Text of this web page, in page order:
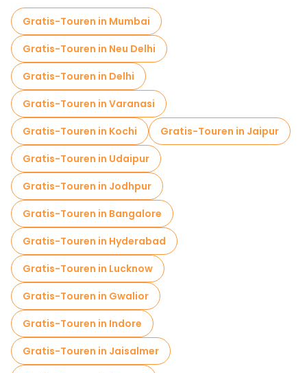
Lokale Verkostungstouren in Agra
Kostenlose Tagesausflüge in Agra
Kostenlose Nachtwanderungen in Agra
Fahrradtouren in Agra
Kostenlose Führungen in der Nähe Taj Mahal
Kostenlose Führungen in der Nähe Agra Fort
Kostenlose Führungen in der Nähe Itmad-ud-Daula
Gratis-Touren in Mumbai
Gratis-Touren in Neu Delhi
Gratis-Touren in Delhi
Gratis-Touren in Varanasi
Gratis-Touren in Kochi
Gratis-Touren in Jaipur
Gratis-Touren in Udaipur
Gratis-Touren in Jodhpur
Gratis-Touren in Bangalore
Gratis-Touren in Hyderabad
Gratis-Touren in Lucknow
Gratis-Touren in Gwalior
Gratis-Touren in Indore
Gratis-Touren in Jaisalmer